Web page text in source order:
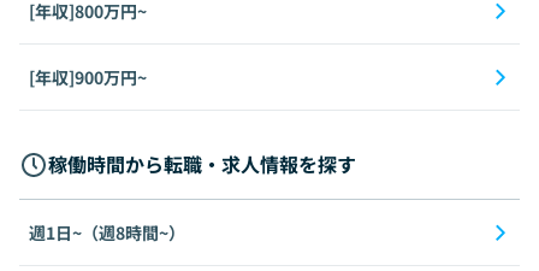
[年収]800万円~
[年収]900万円~
稼働時間から転職・求人情報を探す
週1日~（週8時間~）